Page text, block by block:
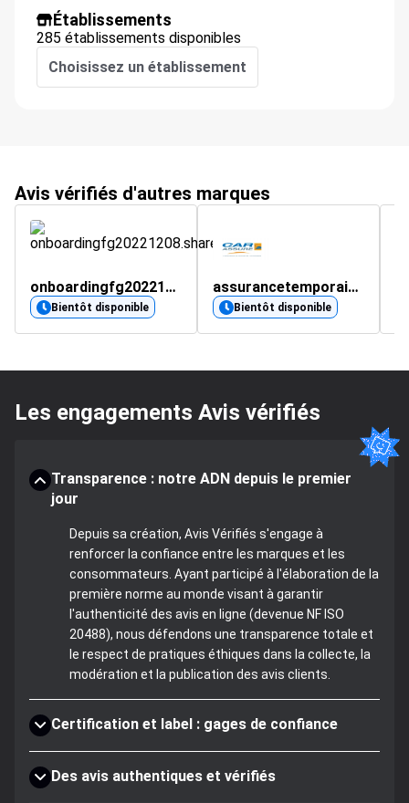
Établissements
285 établissements disponibles
Choisissez un établissement
Avis vérifiés d'autres marques
onboardingfg20221208.sharee.me
Bientôt disponible
assurancetemporaire.org
Bientôt disponible
Les engagements Avis vérifiés
Transparence : notre ADN depuis le premier
jour
Depuis sa création, Avis Vérifiés s'engage à
renforcer la confiance entre les marques et les
consommateurs. Ayant participé à l'élaboration de la
première norme au monde visant à garantir
l'authenticité des avis en ligne (devenue NF ISO
20488), nous défendons une transparence totale et
le respect de pratiques éthiques dans la collecte, la
modération et la publication des avis clients.
Certification et label : gages de confiance
Des avis authentiques et vérifiés